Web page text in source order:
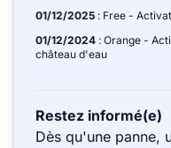
01/12/2025 : Free -
01/12/2024 : Orange -
château d'eau
Restez informé(e)
Dès qu'une panne,